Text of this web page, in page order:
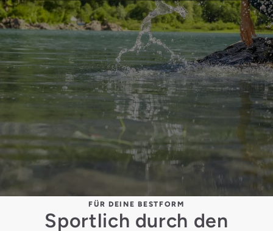
FÜR DEINE BESTFORM
Sportlich durch den